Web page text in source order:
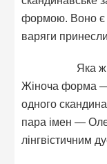
формою. Воно є
варяги
Яка
Жіноча форма
одного
пара імен —
лінгвістичним